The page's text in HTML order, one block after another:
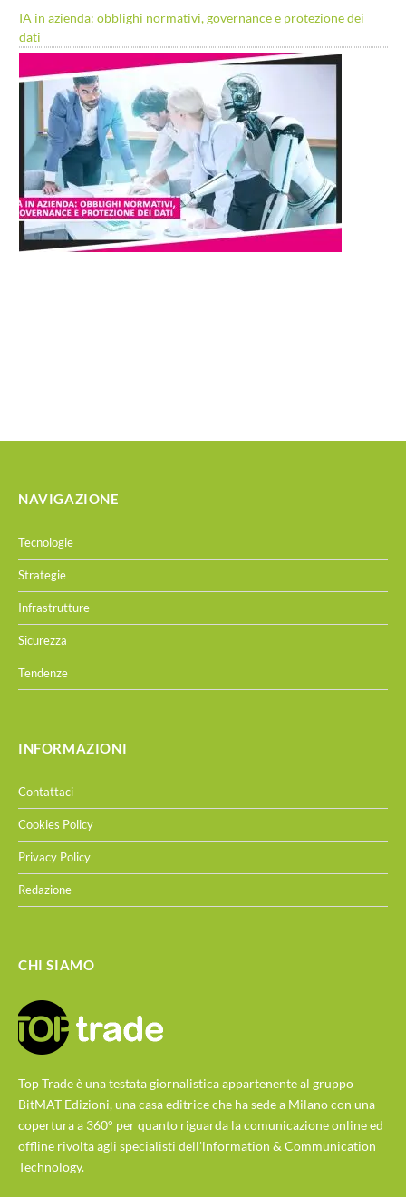
IA in azienda: obblighi normativi, governance e protezione dei
dati
NAVIGAZIONE
Tecnologie
Strategie
Infrastrutture
Sicurezza
Tendenze
INFORMAZIONI
Contattaci
Cookies Policy
Privacy Policy
Redazione
CHI SIAMO
Top Trade è una testata giornalistica appartenente al gruppo
BitMAT Edizioni, una casa editrice che ha sede a Milano con una
copertura a 360° per quanto riguarda la comunicazione online ed
offline rivolta agli specialisti dell'lnformation & Communication
Technology.